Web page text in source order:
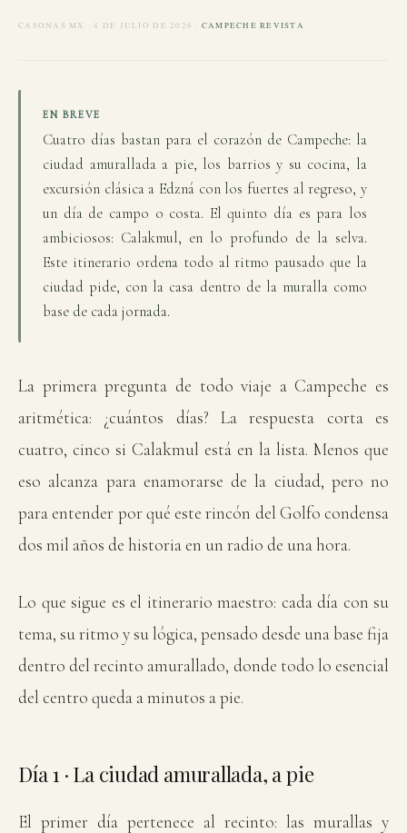
CASONAS MX · 4 DE JULIO DE 2026 · CAMPECHE REVISTA
EN BREVE
Cuatro días bastan para el corazón de Campeche: la
ciudad amurallada a pie, los barrios y su cocina, la
excursión clásica a Edzná con los fuertes al regreso, y
un día de campo o costa. El quinto día es para los
ambiciosos: Calakmul, en lo profundo de la selva.
Este itinerario ordena todo al ritmo pausado que la
ciudad pide, con la casa dentro de la muralla como
base de cada jornada.
La primera pregunta de todo viaje a Campeche es
aritmética: ¿cuántos días? La respuesta corta es
cuatro, cinco si Calakmul está en la lista. Menos que
eso alcanza para enamorarse de la ciudad, pero no
para entender por qué este rincón del Golfo condensa
dos mil años de historia en un radio de una hora.
Lo que sigue es el itinerario maestro: cada día con su
tema, su ritmo y su lógica, pensado desde una base fija
dentro del recinto amurallado, donde todo lo esencial
del centro queda a minutos a pie.
Día 1 · La ciudad amurallada, a pie
El primer día pertenece al recinto: las murallas y